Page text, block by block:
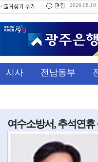
2026.08.10
시사 전남동부
여수소방서, 추석연휴